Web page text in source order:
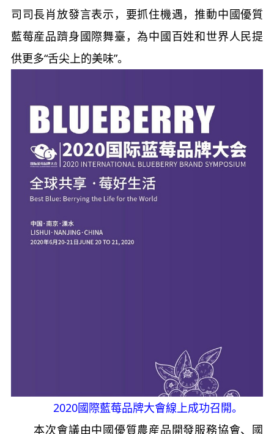
司司長肖放發言表示，要抓住機遇，推動中國優質
藍莓産品躋身國際舞臺，為中國百姓和世界人民提
供更多“舌尖上的美味”。
2020國際藍莓品牌大會線上成功召開。
本次會議由中國優質農産品開發服務協會、國